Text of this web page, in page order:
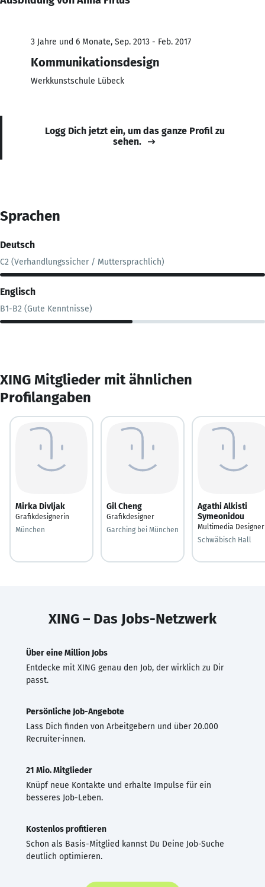
3 Jahre und 6 Monate, Sep. 2013 - Feb. 2017
Kommunikationsdesign
Werkkunstschule Lübeck
Logg Dich jetzt ein, um das ganze Profil zu
sehen.
Sprachen
Deutsch
C2 (Verhandlungssicher / Muttersprachlich)
Englisch
B1-B2 (Gute Kenntnisse)
XING Mitglieder mit ähnlichen
Profilangaben
Mirka Divljak
Grafikdesignerin
München
Gil Cheng
Grafikdesigner
Garching bei München
Agathi Alkisti
Symeonidou
Multimedia Designer
Schwäbisch Hall
XING – Das Jobs-Netzwerk
Über eine Million Jobs
Entdecke mit XING genau den Job, der wirklich zu Dir
passt.
Persönliche Job-Angebote
Lass Dich finden von Arbeitgebern und über 20.000
Recruiter·innen.
21 Mio. Mitglieder
Knüpf neue Kontakte und erhalte Impulse für ein
besseres Job-Leben.
Kostenlos profitieren
Schon als Basis-Mitglied kannst Du Deine Job-Suche
deutlich optimieren.